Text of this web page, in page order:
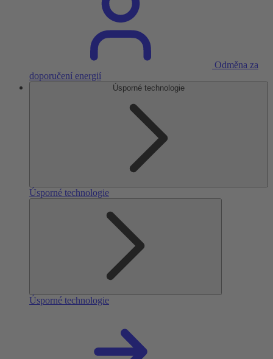
Odměna za
doporučení energií
Úsporné technologie
Úsporné technologie
Úsporné technologie